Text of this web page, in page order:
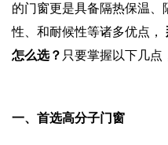
的门窗更是具备隔热保温
性、和耐候性等诸多优点，
怎么选？ 只要掌握以下几点
一、首选高分子门窗